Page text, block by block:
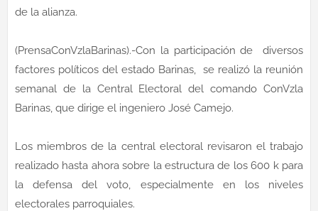
de la alianza.
(PrensaConVzlaBarinas).-Con la participación de diversos
factores políticos del estado Barinas, se realizó la reunión
semanal de la Central Electoral del comando ConVzla
Barinas, que dirige el ingeniero José Camejo.
Los miembros de la central electoral revisaron el trabajo
realizado hasta ahora sobre la estructura de los 600 k para
la defensa del voto, especialmente en los niveles
electorales parroquiales.